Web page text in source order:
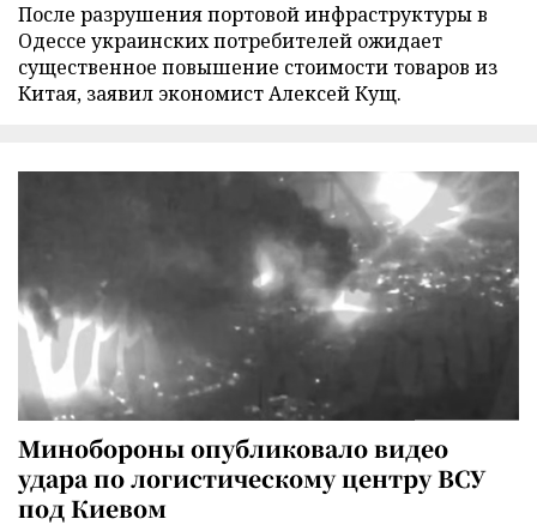
После разрушения портовой инфраструктуры в
Одессе украинских потребителей ожидает
существенное повышение стоимости товаров из
Китая, заявил экономист Алексей Кущ.
Минобороны опубликовало видео
удара по логистическому центру ВСУ
под Киевом